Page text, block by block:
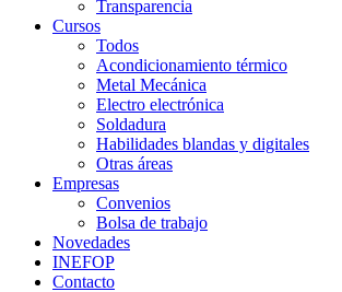
Transparencia
Cursos
Todos
Acondicionamiento térmico
Metal Mecánica
Electro electrónica
Soldadura
Habilidades blandas y digitales
Otras áreas
Empresas
Convenios
Bolsa de trabajo
Novedades
INEFOP
Contacto